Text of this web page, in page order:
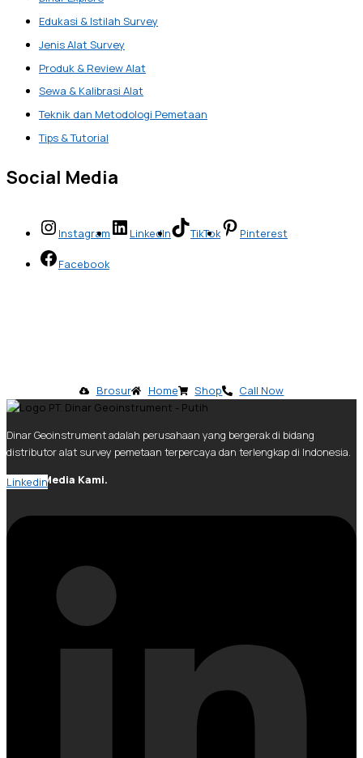
Edukasi & Istilah Survey
Jenis Alat Survey
Produk & Review Alat
Sewa & Kalibrasi Alat
Teknik dan Metodologi Pemetaan
Tips & Tutorial
Social Media
Instagram LinkedIn TikTok Pinterest
Facebook
Brosur Home Shop Call Now
Dinar Geoinstrument adalah perusahaan yang bergerak di bidang
distributor alat survey pemetaan terpercaya dan terlengkap di Indonesia.
Social Media Kami.
Linkedin